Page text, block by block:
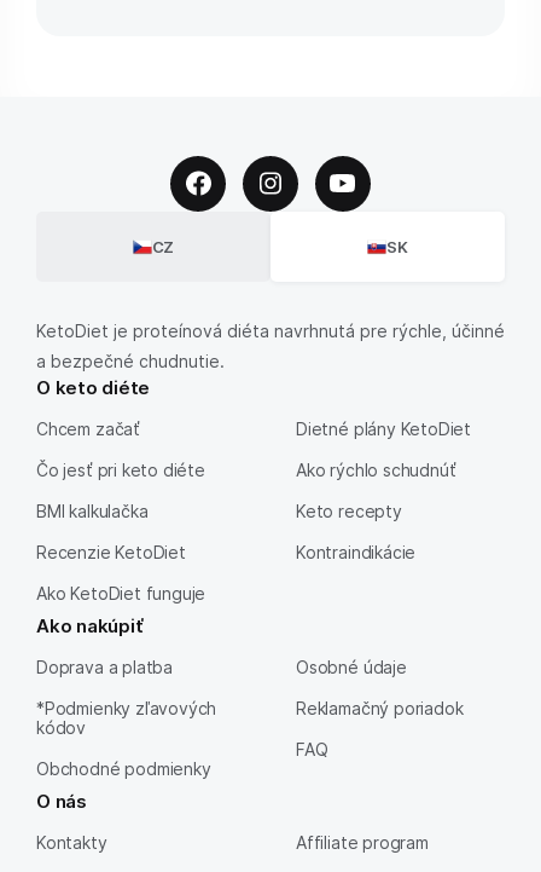
CZ SK
KetoDiet je proteínová diéta navrhnutá pre rýchle, účinné
a bezpečné chudnutie.
O keto diéte
Chcem začať
Čo jesť pri keto diéte
BMI kalkulačka
Recenzie KetoDiet
Ako KetoDiet funguje
Dietné plány KetoDiet
Ako rýchlo schudnúť
Keto recepty
Kontraindikácie
Ako nakúpiť
Doprava a platba
*Podmienky zľavových
kódov
Obchodné podmienky
Osobné údaje
Reklamačný poriadok
FAQ
O nás
Kontakty
Affiliate program